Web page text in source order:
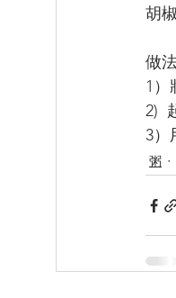
胡
做
1）
2)
3）
粥